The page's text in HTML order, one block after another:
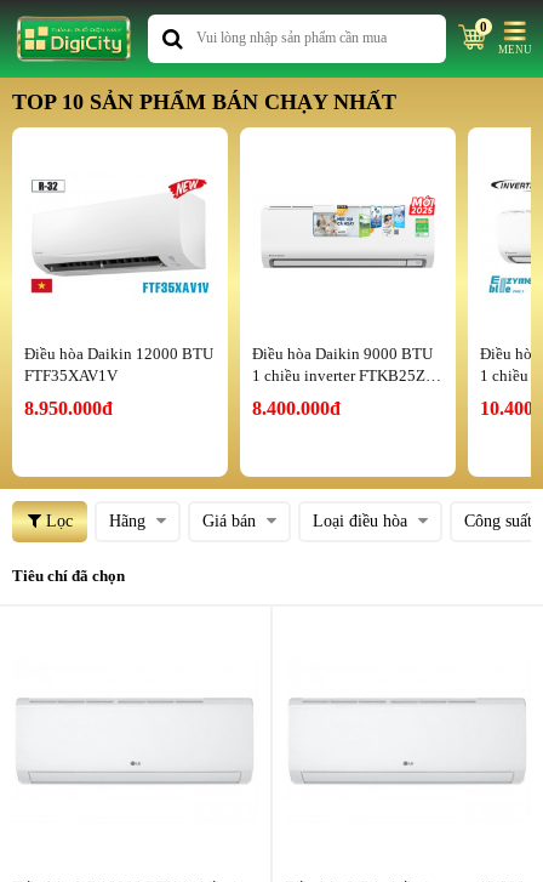
0
MENU
TOP 10 SẢN PHẨM BÁN CHẠY NHẤT
Điều hòa Daikin 12000 BTU
FTF35XAV1V
8.950.000đ
Điều hòa Daikin 9000 BTU
1 chiều inverter FTKB25ZV
8.400.000đ
Điều
1 chiều
Lọc Hãng Giá bán Loại điều hòa Công suất
Tiêu chí đã chọn